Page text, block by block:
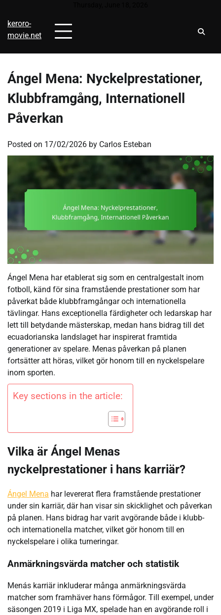
content
keroro-
movie.net
Ángel Mena: Nyckelprestationer,
Klubbframgång, Internationell
Påverkan
Posted on 17/02/2026 by Carlos Esteban
Ángel Mena har etablerat sig som en centralgestalt inom
fotboll, känd för sina framstående prestationer som har
påverkat både klubbframgångar och internationella
tävlingar. Hans exceptionella färdigheter och ledarskap har
lett till betydande mästerskap, medan hans bidrag till det
ecuadorianska landslaget har inspirerat framtida
generationer av spelare. Menas påverkan på planen
fortsätter att höras, vilket gör honom till en nyckelspelare
inom sporten.
Key sections in the article:
Vilka är Ángel Menas
nyckelprestationer i hans karriär?
Ángel Mena har levererat flera framstående prestationer
under sin karriär, där han visar sin skicklighet och påverkan
på planen. Hans bidrag har varit avgörande både i klubb-
och internationella matcher, vilket gör honom till en
nyckelspelare i olika turneringar.
Anmärkningsvärda matcher och statistik
Menás karriär inkluderar många anmärkningsvärda
matcher som framhäver hans förmågor. Till exempel, under
säsongen 2019 i Liga MX, spelade han en avgörande roll i